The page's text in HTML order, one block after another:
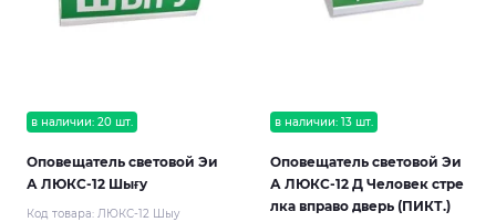
в наличии: 20 шт.
Оповещатель световой Эи
А ЛЮКС-12 Шығy
Код товара: ЛЮКС-12 Шыy
в наличии: 13 шт.
Оповещатель световой Эи
А ЛЮКС-12 Д Человек стре
лка вправо дверь (ПИКТ.)